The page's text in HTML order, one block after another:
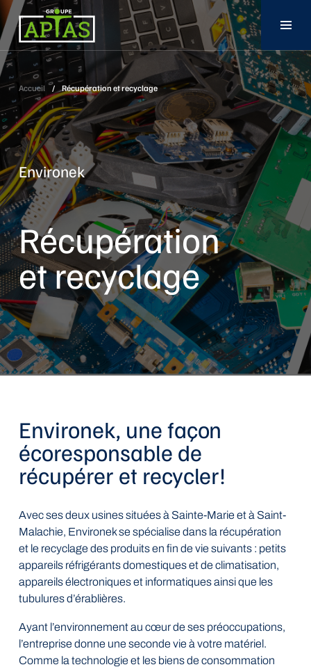
Accueil / Récupération et recyclage
Environek
Récupération
et recyclage
Environek, une façon
écoresponsable de
récupérer et recycler!
Avec ses deux usines situées à Sainte-Marie et à Saint-
Malachie, Environek se spécialise dans la récupération
et le recyclage des produits en fin de vie suivants : petits
appareils réfrigérants domestiques et de climatisation,
appareils électroniques et informatiques ainsi que les
tubulures d’érablières.
Ayant l’environnement au cœur de ses préoccupations,
l’entreprise donne une seconde vie à votre matériel.
Comme la technologie et les biens de consommation